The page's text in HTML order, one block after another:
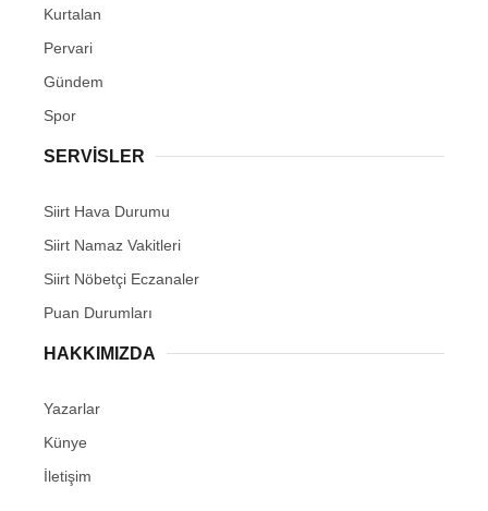
Kurtalan
Pervari
Gündem
Spor
SERVİSLER
Siirt Hava Durumu
Siirt Namaz Vakitleri
Siirt Nöbetçi Eczanaler
Puan Durumları
HAKKIMIZDA
Yazarlar
Künye
İletişim